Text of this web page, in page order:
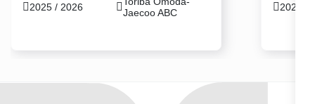
2025 / 2026
Jaecoo ABC
2025 /